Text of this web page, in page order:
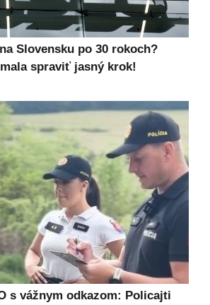
Slovensku po 30 rokoch?
spraviť jasný krok!
s vážnym odkazom: Policajti